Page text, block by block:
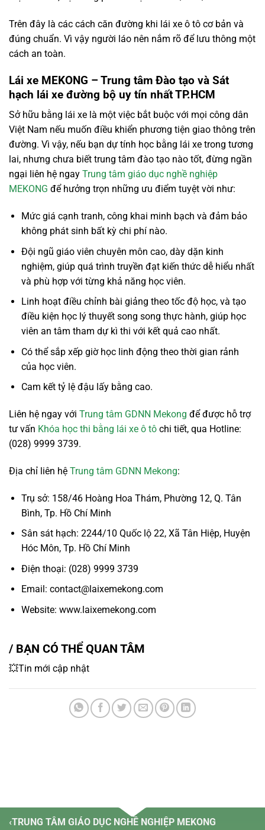
Trên đây là các cách căn đường khi lái xe ô tô cơ bản và
đúng chuẩn. Vì vậy người láo nên nắm rõ để lưu thông một
cách an toàn.
Lái xe MEKONG – Trung tâm Đào tạo và Sát
hạch lái xe đường bộ uy tín nhất TP.HCM
Sở hữu bằng lái xe là một việc bắt buộc với mọi công dân
Việt Nam nếu muốn điều khiển phương tiện giao thông trên
đường. Vì vậy, nếu bạn dự tính học bằng lái xe trong tương
lai, nhưng chưa biết trung tâm đào tạo nào tốt, đừng ngần
ngại liên hệ ngay Trung tâm giáo dục nghề nghiệp
MEKONG để hưởng trọn những ưu điểm tuyệt vời như:
Mức giá cạnh tranh, công khai minh bạch và đảm bảo
không phát sinh bất kỳ chi phí nào.
Đội ngũ giáo viên chuyên môn cao, dày dặn kinh
nghiệm, giúp quá trình truyền đạt kiến thức dễ hiểu nhất
và phù hợp với từng khả năng học viên.
Linh hoạt điều chỉnh bài giảng theo tốc độ học, và tạo
điều kiện học lý thuyết song song thực hành, giúp học
viên an tâm tham dự kì thi với kết quả cao nhất.
Có thể sắp xếp giờ học linh động theo thời gian rảnh
của học viên.
Cam kết tỷ lệ đậu lấy bằng cao.
Liên hệ ngay với Trung tâm GDNN Mekong để được hỗ trợ
tư vấn Khóa học thi bằng lái xe ô tô chi tiết, qua Hotline:
(028) 9999 3739.
Địa chỉ liên hệ Trung tâm GDNN Mekong:
Trụ sở: 158/46 Hoàng Hoa Thám, Phường 12, Q. Tân
Bình, Tp. Hồ Chí Minh
Sân sát hạch: 2244/10 Quốc lộ 22, Xã Tân Hiệp, Huyện
Hóc Môn, Tp. Hồ Chí Minh
Điện thoại: (028) 9999 3739
Email: contact@laixemekong.com
Website: www.laixemekong.com
/ BẠN CÓ THỂ QUAN TÂM
💥Tin mới cập nhật
‹TRUNG TÂM GIÁO DỤC NGHỀ NGHIỆP MEKONG